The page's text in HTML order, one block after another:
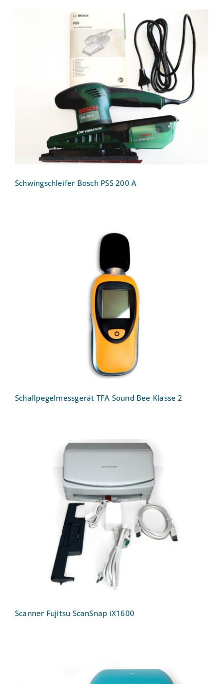
Schwingschleifer Bosch PSS 200 A
Schwingschleifer Bosch PSS 200 A
Schallpegelmessgerät TFA Sound Bee
Klasse 2
Schallpegelmessgerät TFA Sound Bee Klasse 2
Scanner Fujitsu ScanSnap iX1600
Scanner Fujitsu ScanSnap iX1600